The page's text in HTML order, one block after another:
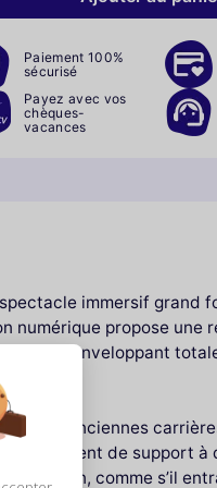
Paiement 100%
sécurisé
Payez avec vos
chèques-
vacances
immersif grand
numérique propose une
enveloppant
: d’anciennes
site servent de support à
quotidien, comme s’il